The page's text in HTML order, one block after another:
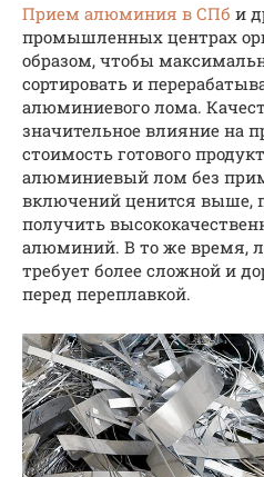
Прием алюминия в СПб и
промышленных центрах
образом, чтобы
сортировать и
алюминиевого лома.
значительное влияние на
стоимость готового
алюминиевый лом без
включений ценится выше,
получить
алюминий. В то же время,
требует более сложной и
перед переплавкой.